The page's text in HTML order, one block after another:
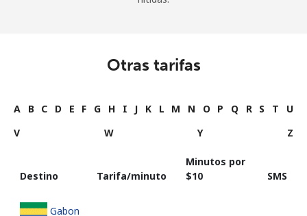
Otras tarifas
A B C D E F G H I J K L M N O P Q R S T
U
V
W Y Z
Destino Tarifa/minuto
Minutos por
⁦$10⁩
SMS
Gabon